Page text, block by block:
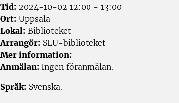
Tid: 2024-10-02 12:00 - 13:00
Ort: Uppsala
Lokal: Biblioteket
Arrangör: SLU-biblioteket
Mer information:
Anmälan: Ingen föranmälan.
Språk: Svenska.